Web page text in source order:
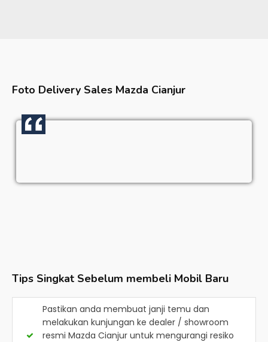
Foto Delivery Sales Mazda Cianjur
Tips Singkat Sebelum membeli Mobil Baru
Pastikan anda membuat janji temu dan
melakukan kunjungan ke dealer / showroom
resmi Mazda Cianjur untuk mengurangi resiko